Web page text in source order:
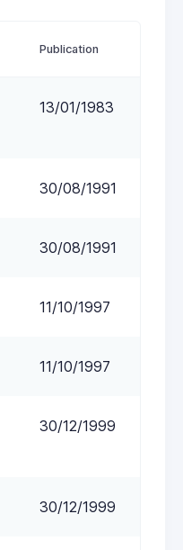
Publication
13/01/1983
30/08/1991
30/08/1991
11/10/1997
11/10/1997
30/12/1999
30/12/1999